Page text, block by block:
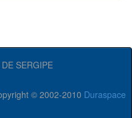
SERGIPE
© 2002-2010 Duraspace